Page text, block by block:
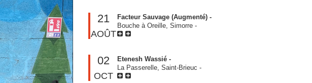
21
AOÛT
Facteur Sauvage (Augmenté) -
Bouche à Oreille, Simorre -
02
OCT
Etenesh Wassié -
La Passerelle, Saint-Brieuc -